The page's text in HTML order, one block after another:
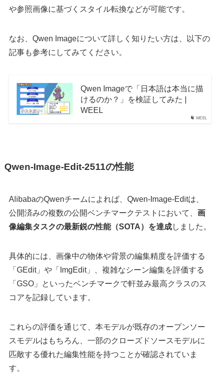
や参照画像に基づくスタイル転換などが可能です。
なお、Qwen Imageについて詳しく知りたい方は、以下の
記事も参考にしてみてください。
WEEL
Qwen Imageで「日本語は本当に描
けるのか？」を検証してみた |
WEEL
Qwen-Image-Edit-2511の性能
AlibabaのQwenチームによれば、Qwen-Image-Editは、
公開済みの複数の公開ベンチマークテストにおいて、 画
像編集タスクの最新鋭の性能（SOTA）を達成しました。
具体的には、画像中の物体や背景の編集精度を評価する
「GEdit」や「ImgEdit」、複雑なシーン編集を評価する
「GSO」といったベンチマークで軒並み最高クラスのス
コアを記録しています。
これらの評価を通じて、本モデルが既存のオープンソー
スモデルはもちろん、一部のクローズドソースモデルに
匹敵する優れた編集性能を持つことが確認されていま
す。